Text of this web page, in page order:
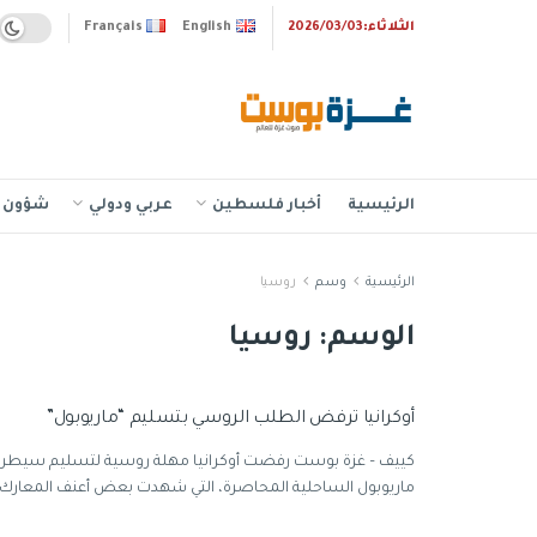
الثلاثاء:2026/03/03 Français English
الرئيسية أخبار فلسطين عربي ودولي شؤون
الرئيسية وسم روسيا
الوسم: روسيا
أوكرانيا ترفض الطلب الروسي بتسليم “ماريوبول”
كييف – غزة بوست رفضت أوكرانيا مهلة روسية لتسليم
ماريوبول الساحلية المحاصرة، التي شهدت بعض أعنف